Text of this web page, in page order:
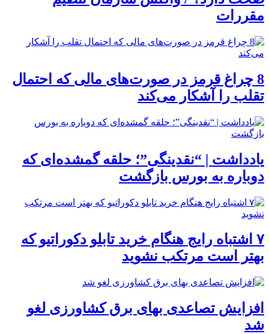
مقررات
8 چراغ قرمز در صورت‌های مالی که احتمال
تقلب را آشکار می‌کند
یادداشت | “نقدینگی”؛ حلقه گمشده‌ای که
دوباره به بورس بازگشت
۷ اشتباه رایج هنگام خرید تابلو دکوراتیو که
بهتر است مرتکب نشوید
افزایش تصاعدی بهای برق کشاورزی لغو
شد